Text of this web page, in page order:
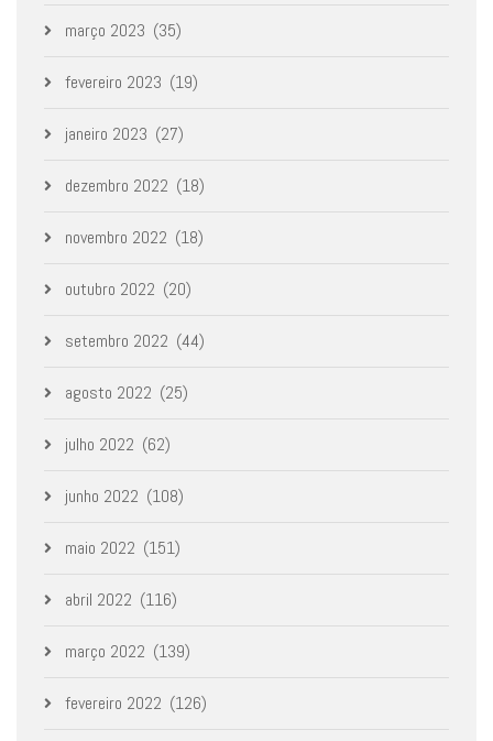
março 2023 (35)
fevereiro 2023 (19)
janeiro 2023 (27)
dezembro 2022 (18)
novembro 2022 (18)
outubro 2022 (20)
setembro 2022 (44)
agosto 2022 (25)
julho 2022 (62)
junho 2022 (108)
maio 2022 (151)
abril 2022 (116)
março 2022 (139)
fevereiro 2022 (126)